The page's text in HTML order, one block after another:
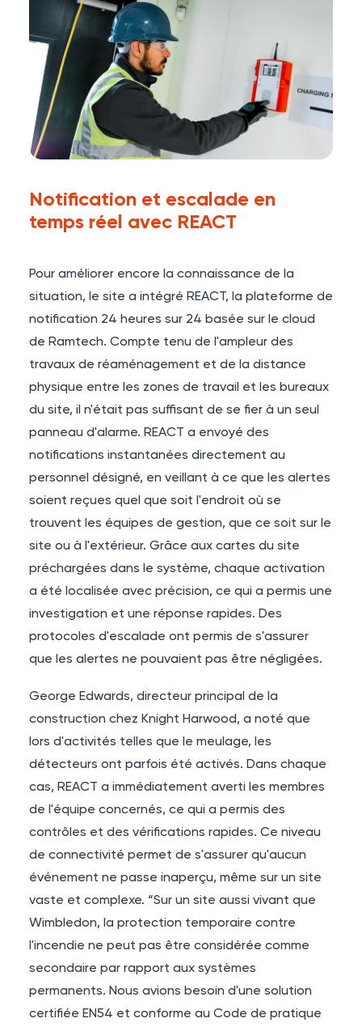
Notification et escalade en
temps réel avec REACT
Pour améliorer encore la connaissance de la
situation, le site a intégré REACT, la plateforme de
notification 24 heures sur 24 basée sur le cloud
de Ramtech. Compte tenu de l'ampleur des
travaux de réaménagement et de la distance
physique entre les zones de travail et les bureaux
du site, il n'était pas suffisant de se fier à un seul
panneau d'alarme. REACT a envoyé des
notifications instantanées directement au
personnel désigné, en veillant à ce que les alertes
soient reçues quel que soit l'endroit où se
trouvent les équipes de gestion, que ce soit sur le
site ou à l'extérieur. Grâce aux cartes du site
préchargées dans le système, chaque activation
a été localisée avec précision, ce qui a permis une
investigation et une réponse rapides. Des
protocoles d'escalade ont permis de s'assurer
que les alertes ne pouvaient pas être négligées.
George Edwards, directeur principal de la
construction chez Knight Harwood, a noté que
lors d'activités telles que le meulage, les
détecteurs ont parfois été activés. Dans chaque
cas, REACT a immédiatement averti les membres
de l'équipe concernés, ce qui a permis des
contrôles et des vérifications rapides. Ce niveau
de connectivité permet de s'assurer qu'aucun
événement ne passe inaperçu, même sur un site
vaste et complexe. “Sur un site aussi vivant que
Wimbledon, la protection temporaire contre
l'incendie ne peut pas être considérée comme
secondaire par rapport aux systèmes
permanents. Nous avions besoin d'une solution
certifiée EN54 et conforme au Code de pratique